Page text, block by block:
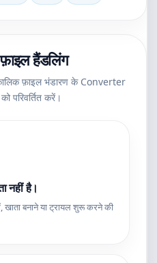
हैंडलिंग
फ़ाइल भंडारण के Converter
परिवर्तित करें।
नहीं है।
बनाने या ट्रायल शुरू करने की